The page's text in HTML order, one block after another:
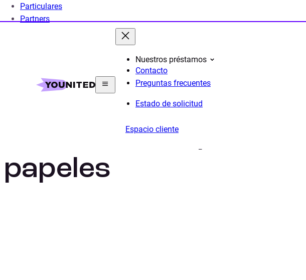
Particulares
Partners
Nuestros préstamos
Contacto
Preguntas frecuentes
Estado de solicitud
Espacio cliente
Préstamo Personal Guia de préstamos personales
Préstamos rápidos sin
papeles